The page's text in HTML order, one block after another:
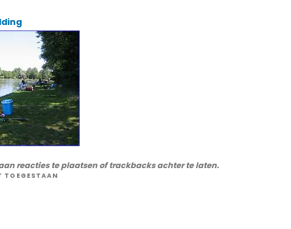
reacties te plaatsen of trackbacks achter te laten.
TOEGESTAAN